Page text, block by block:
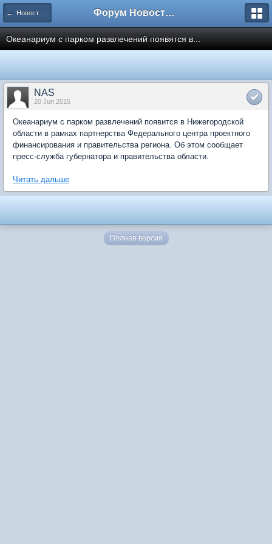
← Новости рынка недвижимости Форум Новостройки
Океанариум с парком развлечений появятся в...
NAS
20 Jun 2015
Океанариум с парком развлечений появится в Нижегородской
области в рамках партнерства Федерального центра проектного
финансирования и правительства региона. Об этом сообщает
пресс-служба губернатора и правительства области.
Читать дальше
Полная версия